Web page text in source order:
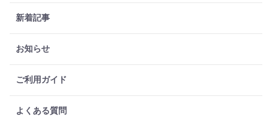
新着記事
お知らせ
ご利用ガイド
よくある質問